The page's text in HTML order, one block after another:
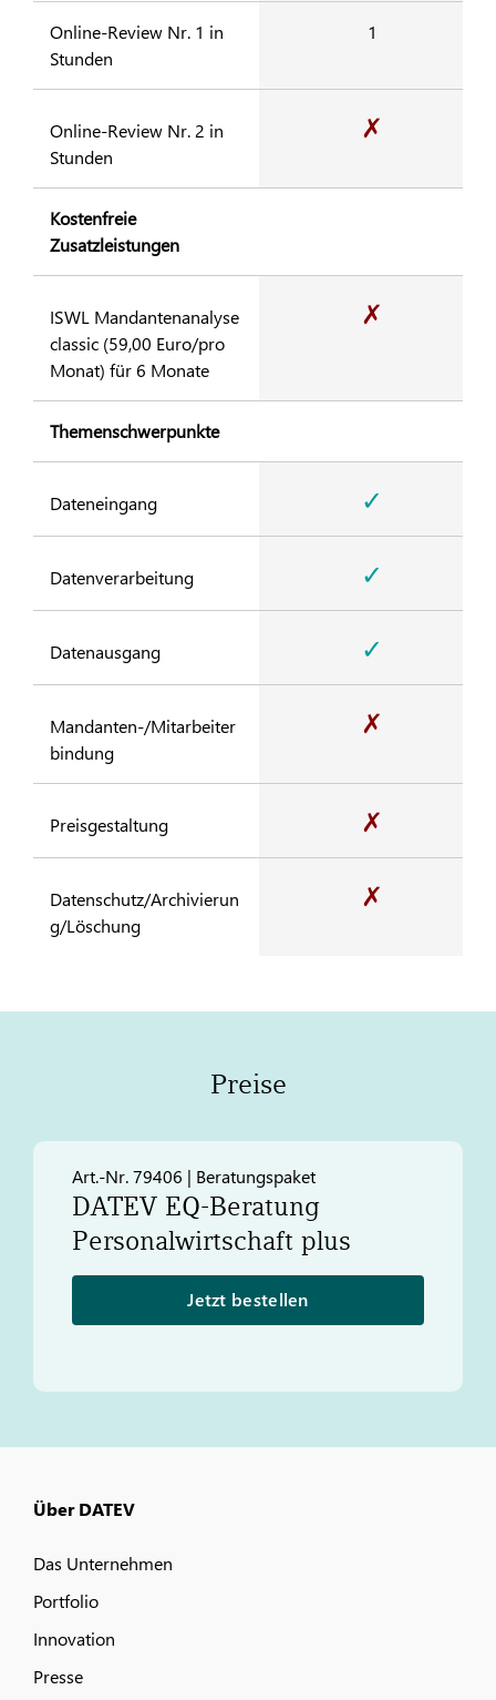
Online-Review Nr. 1 in
Stunden
1
Online-Review Nr. 2 in
Stunden
✗
Kostenfreie
Zusatzleistungen
ISWL Mandantenanalyse
classic (59,00 Euro/pro
Monat) für 6 Monate
✗
Themenschwerpunkte
Dateneingang ✓
Datenverarbeitung ✓
Datenausgang ✓
Mandanten-/Mitarbeiter
bindung
✗
Preisgestaltung ✗
Datenschutz/Archivierun
g/Löschung
✗
Preise
Art.-Nr. 79406 | Beratungspaket
DATEV EQ-Beratung
Personalwirtschaft plus
Jetzt bestellen
Über DATEV
Das Unternehmen
Portfolio
Innovation
Presse